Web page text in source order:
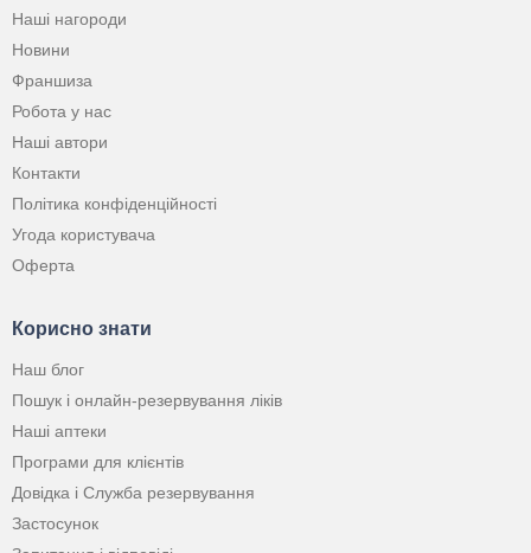
Наші нагороди
Новини
Франшиза
Робота у нас
Наші автори
Контакти
Політика конфіденційності
Угода користувача
Оферта
Корисно знати
Наш блог
Пошук і онлайн-резервування ліків
Наші аптеки
Програми для клієнтів
Довідка і Служба резервування
Застосунок